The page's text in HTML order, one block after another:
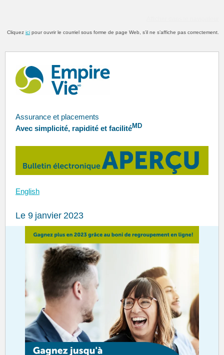
Cliquez ici pour ouvrir le courriel sous forme de page Web, s’il ne s’affiche pas correctement.
Assurance et placements
Avec simplicité, rapidité et facilitéMD
English
Le 9 janvier 2023